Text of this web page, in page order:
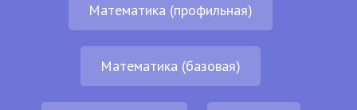
Математика (профильная)
Математика (базовая)